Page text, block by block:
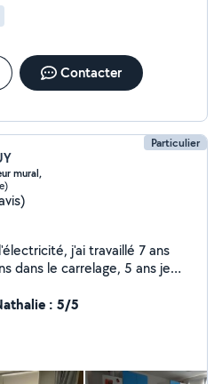
Contacter
Particulier
mural,
j'ai travaillé 7 ans
dans le carrelage, 5 ans je
: 5/5